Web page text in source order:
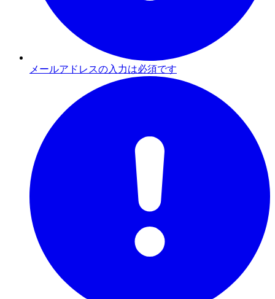
メールアドレスの入力は必須です